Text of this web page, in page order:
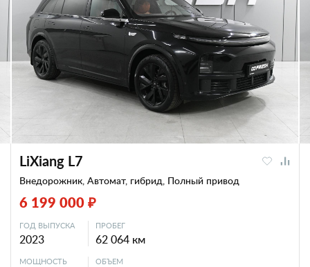
LiXiang L7
Внедорожник, Автомат, гибрид, Полный привод
6 199 000 ₽
ГОД ВЫПУСКА
2023
ПРОБЕГ
62 064 км
МОЩНОСТЬ ОБЪЕМ